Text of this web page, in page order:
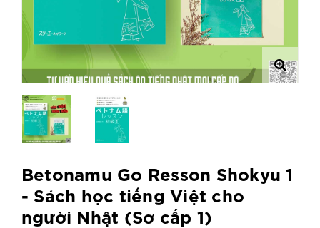
Betonamu Go Resson Shokyu 1
- Sách học tiếng Việt cho
người Nhật (Sơ cấp 1)